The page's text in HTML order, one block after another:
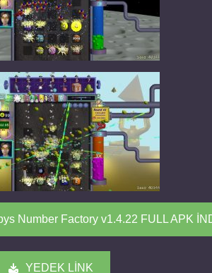
Number Factory v1.4.22 FULL APK
YEDEK LİNK